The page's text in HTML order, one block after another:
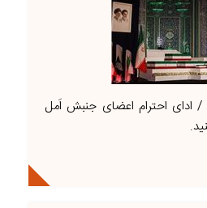
احترام اعضای جنبش اَمل